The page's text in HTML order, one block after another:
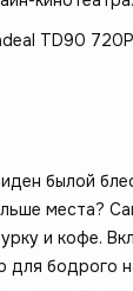
TD90
былой
места?
и кофе.
для бодрого